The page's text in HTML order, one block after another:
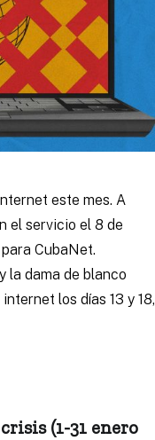
este mes. A
el servicio el 8 de
CubaNet.
la dama de blanco
los días 13 y 18,
(1-31 enero